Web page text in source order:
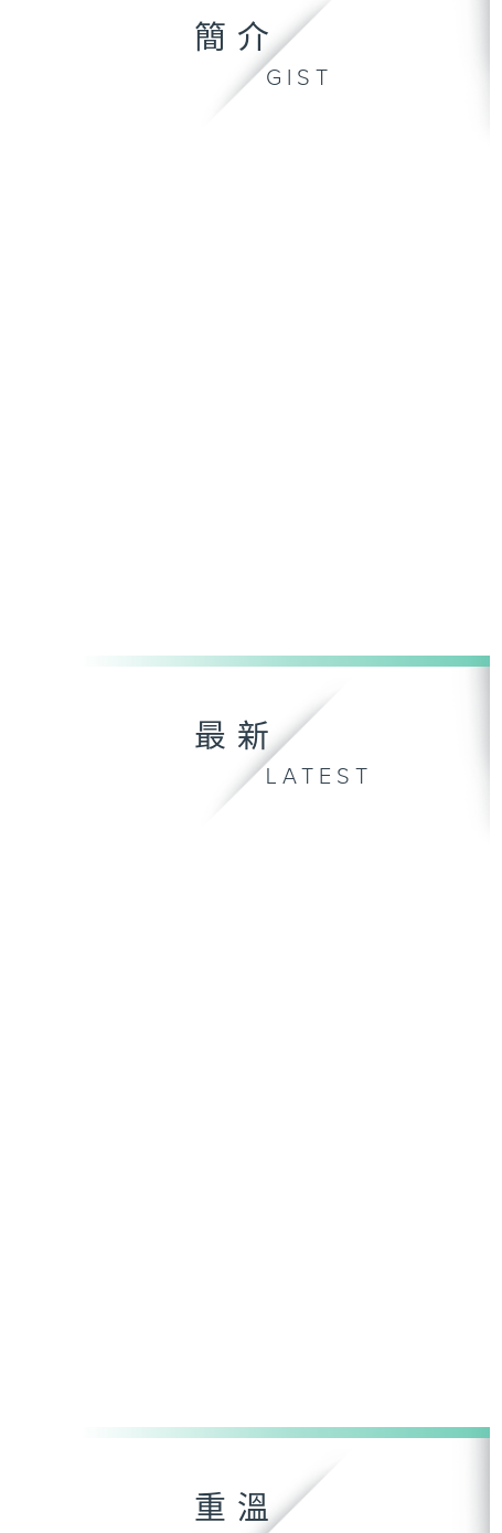
簡介
GIST
最新
LATEST
重溫